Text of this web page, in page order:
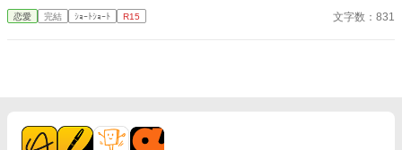
くる。 「待ってください！ あなた、私を愛さないと言いました
よね？」 愛するつもりはないのに、なぜ身体の関係だけ求めるの
恋愛 完結 ｼｮｰﾄｼｮｰﾄ R15 文字数：831